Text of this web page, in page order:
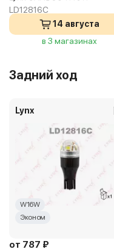
LD12816C
14 августа
в 3 магазинах
Задний ход
Lynx
W16W
Эконом
от 787 ₽